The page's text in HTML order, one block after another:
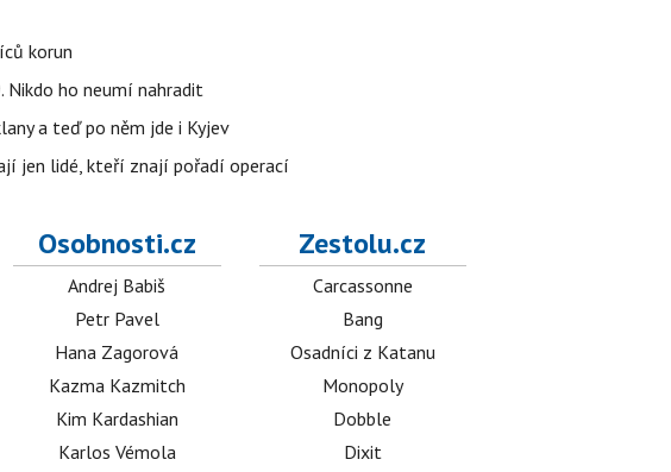
korun
Nikdo ho neumí nahradit
a teď po něm jde i Kyjev
jen lidé, kteří znají pořadí operací
Osobnosti.cz
Andrej Babiš
Petr Pavel
Hana Zagorová
Kazma Kazmitch
Kim Kardashian
Karlos Vémola
Zestolu.cz
Carcassonne
Bang
Osadníci z Katanu
Monopoly
Dobble
Dixit